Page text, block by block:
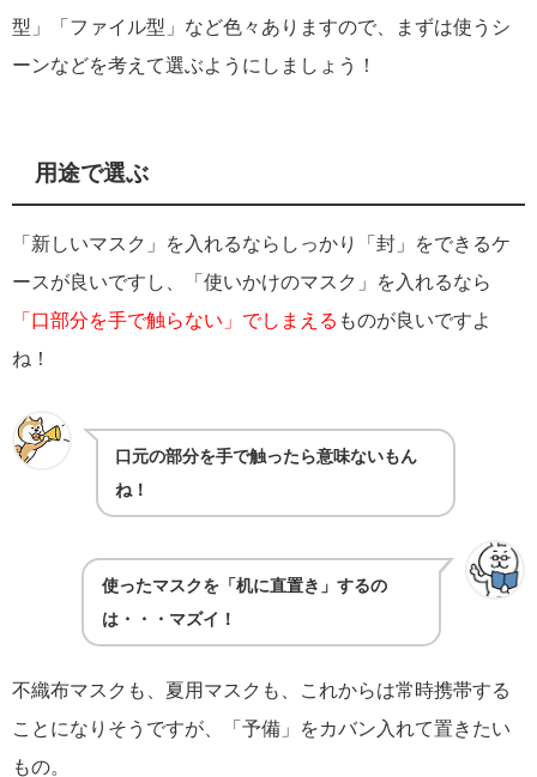
型」「ファイル型」など色々ありますので、まずは使うシ
ーンなどを考えて選ぶようにしましょう！
用途で選ぶ
「新しいマスク」を入れるならしっかり「封」をできるケ
ースが良いですし、「使いかけのマスク」を入れるなら
「口部分を手で触らない」でしまえる ものが良いですよ
ね！
口元の部分を手で触ったら意味ないもん
ね！
使ったマスクを「机に直置き」するの
は・・・マズイ！
不織布マスクも、夏用マスクも、これからは常時携帯する
ことになりそうですが、「予備」をカバン入れて置きたい
もの。